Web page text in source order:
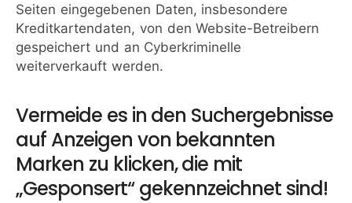
Seiten eingegebenen Daten, insbesondere
Kreditkartendaten, von den Website-Betreibern
gespeichert und an Cyberkriminelle
weiterverkauft werden.
Vermeide es in den Suchergebnisse
auf Anzeigen von bekannten
Marken zu klicken, die mit
„Gesponsert“ gekennzeichnet sind!